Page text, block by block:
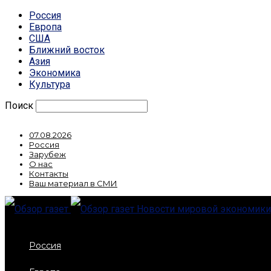
Россия
Европа
США
Ближний восток
Азия
Экономика
Культура
Поиск
07.08.2026
Россия
Зарубеж
О нас
Контакты
Ваш материал в СМИ
Новости мировой
Россия